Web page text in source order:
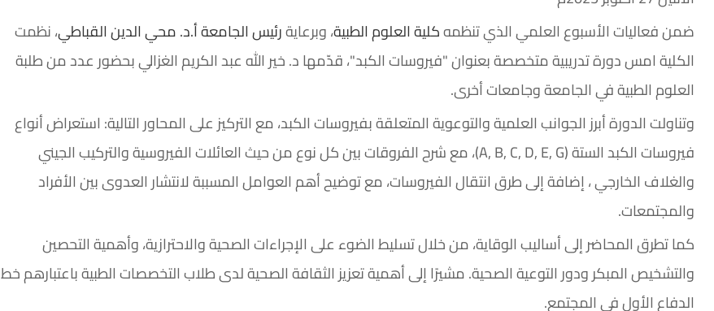
ضمن فعاليات الأسبوع العلمي الذي تنظمهكلية العلوم الطبية، وبرعايةرئيس الجامعة أ.د. محي الدين القباطي، نظمت
الكلية امس دورة تدريبية متخصصة بعنوان "فيروسات الكبد"، قدّمها د. خير الله عبد الكريم الغزالي بحضور عدد من طلبة
العلوم الطبية في الجامعة وجامعات أخرى.
وتناولت الدورة أبرز الجوانب العلمية والتوعوية المتعلقة بفيروسات الكبد، مع التركيز على المحاور التالية: استعراض أنواع
فيروسات الكبد الستة (A, B, C, D, E, G)، مع شرح الفروقات بين كل نوع من حيث العائلات الفيروسية والتركيب الجيني
والغلاف الخارجي ، إضافة إلى طرق انتقال الفيروسات، مع توضيح أهم العوامل المسببة لانتشار العدوى بين الأفراد
والمجتمعات.
كما تطرق المحاضر إلى أساليب الوقاية، من خلال تسليط الضوء على الإجراءات الصحية والاحترازية، وأهمية التحصين
والتشخيص المبكر ودور التوعية الصحية. مشيرًا إلى أهمية تعزيز الثقافة الصحية لدى طلاب التخصصات الطبية باعتبارهم خط
الدفاع الأول في المجتمع.